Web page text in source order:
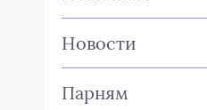
Новости
Парням